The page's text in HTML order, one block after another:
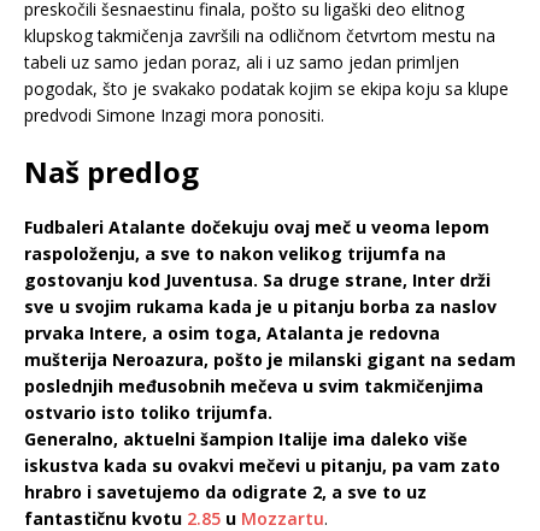
preskočili šesnaestinu finala, pošto su ligaški deo elitnog
klupskog takmičenja završili na odličnom četvrtom mestu na
tabeli uz samo jedan poraz, ali i uz samo jedan primljen
pogodak, što je svakako podatak kojim se ekipa koju sa klupe
predvodi Simone Inzagi mora ponositi.
Naš predlog
Fudbaleri Atalante dočekuju ovaj meč u veoma lepom
raspoloženju, a sve to nakon velikog trijumfa na
gostovanju kod Juventusa. Sa druge strane, Inter drži
sve u svojim rukama kada je u pitanju borba za naslov
prvaka Intere, a osim toga, Atalanta je redovna
mušterija Neroazura, pošto je milanski gigant na sedam
poslednjih međusobnih mečeva u svim takmičenjima
ostvario isto toliko trijumfa.
Generalno, aktuelni šampion Italije ima daleko više
iskustva kada su ovakvi mečevi u pitanju, pa vam zato
hrabro i savetujemo da odigrate 2, a sve to uz
fantastičnu kvotu 2.85 u Mozzartu.